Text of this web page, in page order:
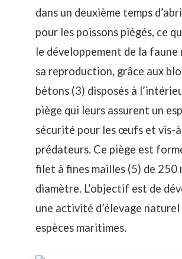
dans un deuxième temps
pour les poissons piégés, ce
le développement de la faune
sa reproduction, grâce aux
bétons (3) disposés à
piège qui leurs assurent un
sécurité pour les œufs et vis-
prédateurs. Ce piège est
filet à fines mailles (5) de 250
diamètre. L’objectif est de
une activité d’élevage naturel
espèces maritimes.